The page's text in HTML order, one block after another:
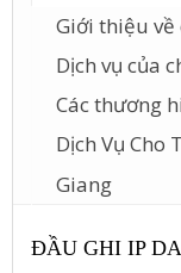
Giới thiệu về
Dịch vụ của
Các thương
Dịch Vụ Cho
Giang
ĐẦU GHI IP